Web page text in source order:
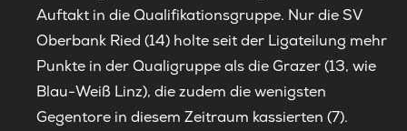
Auftakt in die Qualifikationsgruppe. Nur die SV
Oberbank Ried (14) holte seit der Ligateilung mehr
Punkte in der Qualigruppe als die Grazer (13, wie
Blau-Weiß Linz), die zudem die wenigsten
Gegentore in diesem Zeitraum kassierten (7).